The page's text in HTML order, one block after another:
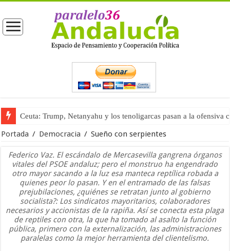
Ceuta: Trump, Netanyahu y los tenoligarcas pasan a la ofensiva
La masificación turística (tercera parte)
Portada / Democracia / Sueño con serpientes
Federico Vaz. El escándalo de Mercasevilla gangrena órganos
vitales del PSOE andaluz; pero el monstruo ha engendrado
otro mayor sacando a la luz esa manteca reptílica robada a
quienes peor lo pasan. Y en el entramado de las falsas
prejubilaciones, ¿quiénes se retratan junto al gobierno
socialista?: Los sindicatos mayoritarios, colaboradores
necesarios y accionistas de la rapiña. Así se conecta esta plaga
de reptiles con otra, la que ha tomado al asalto la función
pública, primero con la externalización, las administraciones
paralelas como la mejor herramienta del clientelismo.